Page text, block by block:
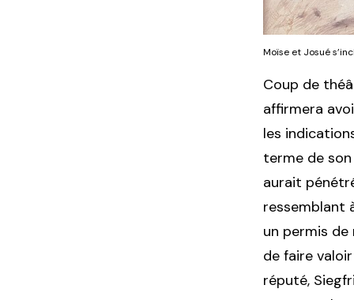
Moïse et Josué
Coup de
affirmera
les
terme de
aurait
ressemblant
un permis
de faire
réputé,